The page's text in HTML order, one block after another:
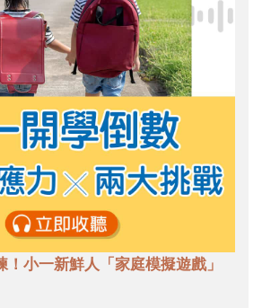
小一新鮮人「家庭模擬遊戲」